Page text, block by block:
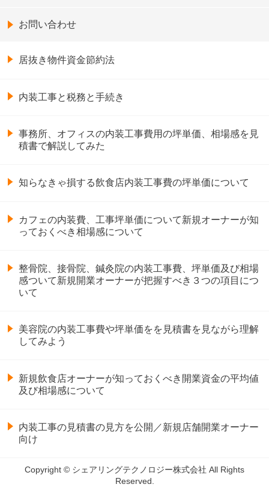
お問い合わせ
居抜き物件資金節約法
内装工事と税務と手続き
事務所、オフィスの内装工事費用の坪単価、相場感を見
積書で解説してみた
知らなきゃ損する飲食店内装工事費の坪単価について
カフェの内装費、工事坪単価について新規オーナーが知
っておくべき相場感について
整骨院、接骨院、鍼灸院の内装工事費、坪単価及び相場
感ついて新規開業オーナーが把握すべき３つの項目につ
いて
美容院の内装工事費や坪単価をを見積書を見ながら理解
してみよう
新規飲食店オーナーが知っておくべき開業資金の平均値
及び相場感について
内装工事の見積書の見方を公開／新規店舗開業オーナー
向け
Copyright © シェアリングテクノロジー株式会社 All Rights
Reserved.